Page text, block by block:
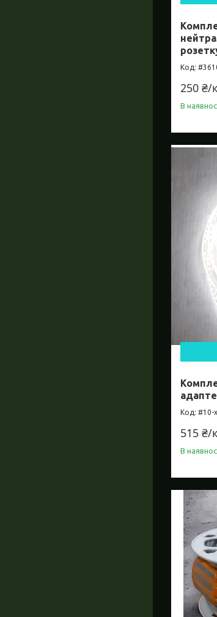
250 ₴/
В
#10-
515 ₴/
В